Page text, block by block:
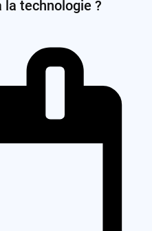
la technologie ?